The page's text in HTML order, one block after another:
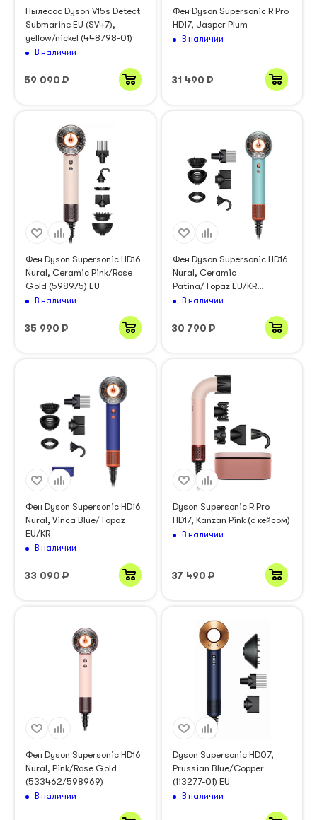
Пылесос Dyson V15s Detect
Submarine EU (SV47),
yellow/nickel (448798-01)
В наличии
59 090 ₽
Фен Dyson Supersonic R Pro
HD17, Jasper Plum
В наличии
31 490 ₽
Фен Dyson Supersonic HD16
Nural, Ceramic Pink/Rose
Gold (598975) EU
В наличии
35 990 ₽
Фен Dyson Supersonic HD16
Nural, Ceramic
Patina/Topaz EU/KR
(515276)
В наличии
30 790 ₽
Фен Dyson Supersonic HD16
Nural, Vinca Blue/Topaz
EU/KR
В наличии
33 090 ₽
Dyson Supersonic R Pro
HD17, Kanzan Pink (с кейсом)
В наличии
37 490 ₽
Фен Dyson Supersonic HD16
Nural, Pink/Rose Gold
(533462/598969)
В наличии
Dyson Supersonic HD07,
Prussian Blue/Copper
(113277-01) EU
В наличии